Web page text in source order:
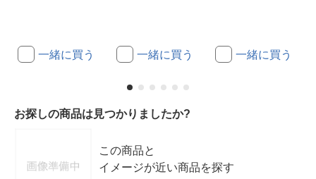
一緒に買う 一緒に買う 一緒に買う
お探しの商品は見つかりましたか?
この商品と
イメージが近い商品を探す